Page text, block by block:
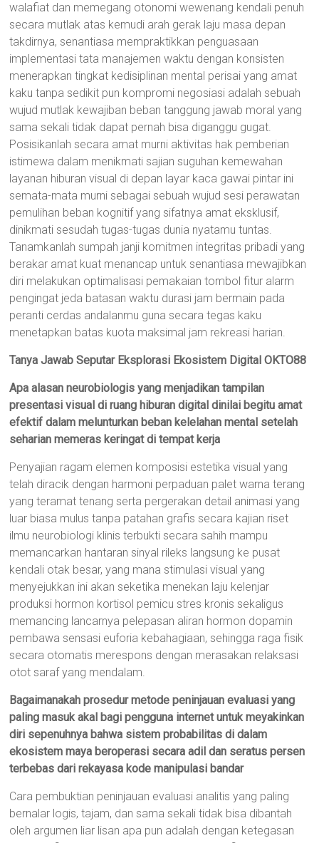
walafiat dan memegang otonomi wewenang kendali penuh
secara mutlak atas kemudi arah gerak laju masa depan
takdirnya, senantiasa mempraktikkan penguasaan
implementasi tata manajemen waktu dengan konsisten
menerapkan tingkat kedisiplinan mental perisai yang amat
kaku tanpa sedikit pun kompromi negosiasi adalah sebuah
wujud mutlak kewajiban beban tanggung jawab moral yang
sama sekali tidak dapat pernah bisa diganggu gugat.
Posisikanlah secara amat murni aktivitas hak pemberian
istimewa dalam menikmati sajian suguhan kemewahan
layanan hiburan visual di depan layar kaca gawai pintar ini
semata-mata murni sebagai sebuah wujud sesi perawatan
pemulihan beban kognitif yang sifatnya amat eksklusif,
dinikmati sesudah tugas-tugas dunia nyatamu tuntas.
Tanamkanlah sumpah janji komitmen integritas pribadi yang
berakar amat kuat menancap untuk senantiasa mewajibkan
diri melakukan optimalisasi pemakaian tombol fitur alarm
pengingat jeda batasan waktu durasi jam bermain pada
peranti cerdas andalanmu guna secara tegas kaku
menetapkan batas kuota maksimal jam rekreasi harian.
Tanya Jawab Seputar Eksplorasi Ekosistem Digital OKTO88
Apa alasan neurobiologis yang menjadikan tampilan
presentasi visual di ruang hiburan digital dinilai begitu amat
efektif dalam melunturkan beban kelelahan mental setelah
seharian memeras keringat di tempat kerja
Penyajian ragam elemen komposisi estetika visual yang
telah diracik dengan harmoni perpaduan palet warna terang
yang teramat tenang serta pergerakan detail animasi yang
luar biasa mulus tanpa patahan grafis secara kajian riset
ilmu neurobiologi klinis terbukti secara sahih mampu
memancarkan hantaran sinyal rileks langsung ke pusat
kendali otak besar, yang mana stimulasi visual yang
menyejukkan ini akan seketika menekan laju kelenjar
produksi hormon kortisol pemicu stres kronis sekaligus
memancing lancarnya pelepasan aliran hormon dopamin
pembawa sensasi euforia kebahagiaan, sehingga raga fisik
secara otomatis merespons dengan merasakan relaksasi
otot saraf yang mendalam.
Bagaimanakah prosedur metode peninjauan evaluasi yang
paling masuk akal bagi pengguna internet untuk meyakinkan
diri sepenuhnya bahwa sistem probabilitas di dalam
ekosistem maya beroperasi secara adil dan seratus persen
terbebas dari rekayasa kode manipulasi bandar
Cara pembuktian peninjauan evaluasi analitis yang paling
bernalar logis, tajam, dan sama sekali tidak bisa dibantah
oleh argumen liar lisan apa pun adalah dengan ketegasan